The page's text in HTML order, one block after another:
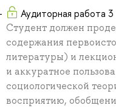
Аудиторная работа 3
Студент должен
содержания
литературы) и
и аккуратное
социологической
восприятию,